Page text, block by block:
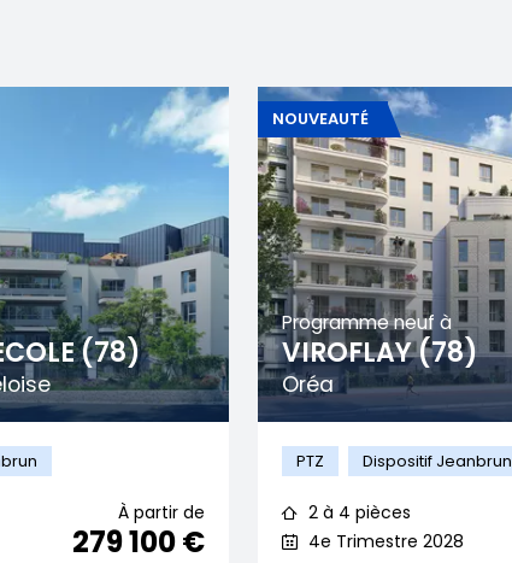
(78)
À partir de
279 100 €
Programme neuf à
VIROFLAY (78)
Oréa
NOUVEAUTÉ
PTZ Dispositif Jeanbrun
2 à 4 pièces
4e Trimestre 2028